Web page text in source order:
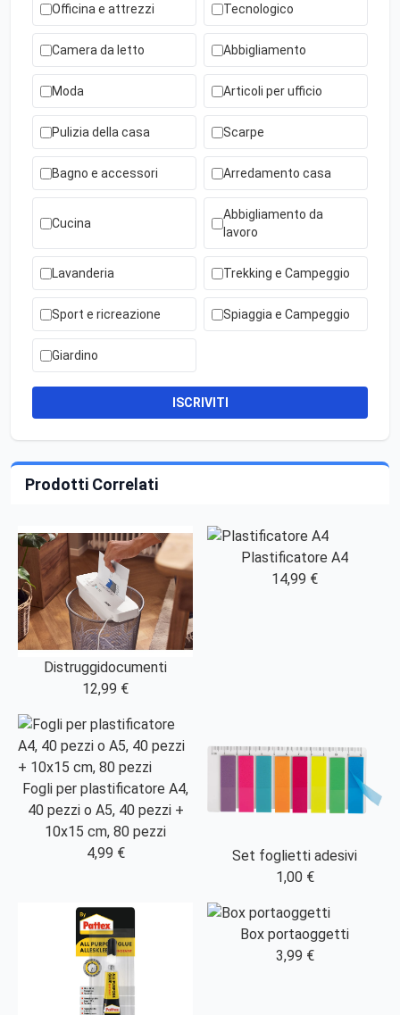
Officina e attrezzi Tecnologico
Camera da letto Abbigliamento
Moda Articoli per ufficio
Pulizia della casa Scarpe
Bagno e accessori Arredamento casa
Cucina
Abbigliamento da
lavoro
Lavanderia Trekking e Campeggio
Sport e ricreazione Spiaggia e Campeggio
Giardino
ISCRIVITI
Prodotti Correlati
Distruggidocumenti
12,99 €
Plastificatore A4
14,99 €
Fogli per plastificatore A4,
40 pezzi o A5, 40 pezzi +
10x15 cm, 80 pezzi
4,99 €
Set foglietti adesivi
1,00 €
Box portaoggetti
3,99 €